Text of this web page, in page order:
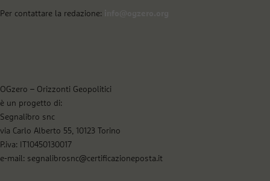
Per contattare la redazione:
OGzero – Orizzonti Geopolitici
è un progetto di:
Segnalibro snc
via Carlo Alberto 55, 10123 Torino
P.iva: IT10450130017
e-mail: segnalibrosnc@certificazioneposta.it